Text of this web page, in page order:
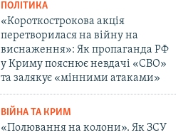
ПОЛІТИКА
«Короткострокова акція
перетворилася на війну на
виснаження»: Як пропаганда РФ
у Криму пояснює невдачі «СВО»
та залякує «мінними атаками»
ВІЙНА ТА КРИМ
«Полювання на колони». Як ЗСУ